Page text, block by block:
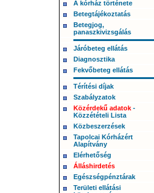
A kórház története
Betegtájékoztatás
Betegjog,
panaszkivizsgálás
Járóbeteg ellátás
Diagnosztika
Fekvőbeteg ellátás
Térítési díjak
Szabályzatok
Közérdekű adatok-
Közzétételi Lista
Közbeszerzések
Tapolcai Kórházért
Alapítvány
Elérhetőség
Álláshirdetés
Egészségpénztárak
Területi ellátási